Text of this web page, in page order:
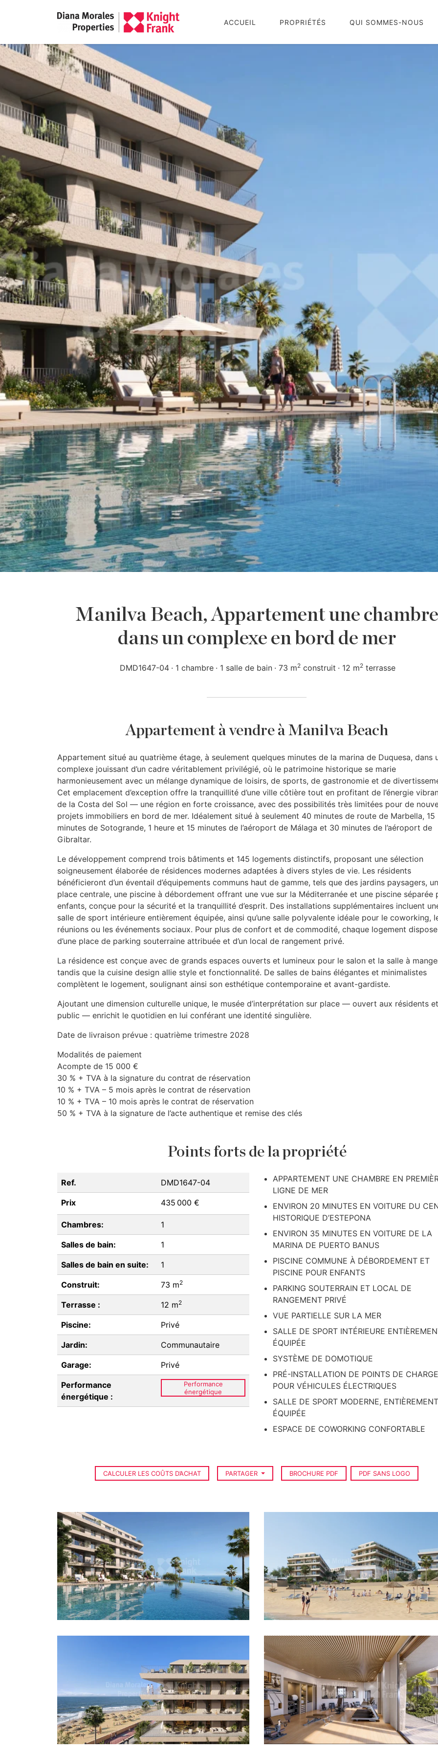
ACCUEIL PROPRIÉTÉS QUI SOMMES-NOUS
Manilva Beach, Appartement une chambre
dans un complexe en bord de mer
DMD1647-04 1 chambre 1 salle de bain 73 m2 construit 12 m2 terrasse
Appartement à vendre à Manilva Beach
Appartement situé au quatrième étage, à seulement quelques minutes de la marina de Duquesa, dans
complexe jouissant d’un cadre véritablement privilégié, où le patrimoine historique se marie
harmonieusement avec un mélange dynamique de loisirs, de sports, de gastronomie et de
Cet emplacement d’exception offre la tranquillité d’une ville côtière tout en profitant de l’énergie
de la Costa del Sol — une région en forte croissance, avec des possibilités très limitées pour de
projets immobiliers en bord de mer. Idéalement situé à seulement 40 minutes de route de Marbella, 15
minutes de Sotogrande, 1 heure et 15 minutes de l’aéroport de Málaga et 30 minutes de l’aéroport de
Gibraltar.
Le développement comprend trois bâtiments et 145 logements distinctifs, proposant une sélection
soigneusement élaborée de résidences modernes adaptées à divers styles de vie. Les résidents
bénéficieront d’un éventail d’équipements communs haut de gamme, tels que des jardins paysagers,
place centrale, une piscine à débordement offrant une vue sur la Méditerranée et une piscine séparée
enfants, conçue pour la sécurité et la tranquillité d’esprit. Des installations supplémentaires incluent
salle de sport intérieure entièrement équipée, ainsi qu’une salle polyvalente idéale pour le coworking,
réunions ou les événements sociaux. Pour plus de confort et de commodité, chaque logement dispose
d’une place de parking souterraine attribuée et d’un local de rangement privé.
La résidence est conçue avec de grands espaces ouverts et lumineux pour le salon et la salle à
tandis que la cuisine design allie style et fonctionnalité. De salles de bains élégantes et minimalistes
complètent le logement, soulignant ainsi son esthétique contemporaine et avant-gardiste.
Ajoutant une dimension culturelle unique, le musée d’interprétation sur place — ouvert aux résidents
public — enrichit le quotidien en lui conférant une identité singulière.
Date de livraison prévue : quatrième trimestre 2028
Modalités de paiement
Acompte de 15 000 €
30 % + TVA à la signature du contrat de réservation
10 % + TVA – 5 mois après le contrat de réservation
10 % + TVA – 10 mois après le contrat de réservation
50 % + TVA à la signature de l’acte authentique et remise des clés
Points forts de la propriété
Ref. DMD1647-04
Prix 435 000 €
Chambres: 1
Salles de bain: 1
Salles de bain en suite: 1
Construit: 73 m2
Terrasse : 12 m2
Piscine: Privé
Jardin: Communautaire
Garage: Privé
Performance
énergétique :
Performance
énergétique
APPARTEMENT UNE CHAMBRE EN
LIGNE DE MER
ENVIRON 20 MINUTES EN VOITURE DU
HISTORIQUE D’ESTEPONA
ENVIRON 35 MINUTES EN VOITURE DE LA
MARINA DE PUERTO BANUS
PISCINE COMMUNE À DÉBORDEMENT ET
PISCINE POUR ENFANTS
PARKING SOUTERRAIN ET LOCAL DE
RANGEMENT PRIVÉ
VUE PARTIELLE SUR LA MER
SALLE DE SPORT INTÉRIEURE
ÉQUIPÉE
SYSTÈME DE DOMOTIQUE
PRÉ-INSTALLATION DE POINTS DE CHARGE
POUR VÉHICULES ÉLECTRIQUES
SALLE DE SPORT MODERNE, ENTIÈREMENT
ÉQUIPÉE
ESPACE DE COWORKING CONFORTABLE
CALCULER LES COÛTS D’ACHAT PARTAGER BROCHURE PDF PDF SANS LOGO